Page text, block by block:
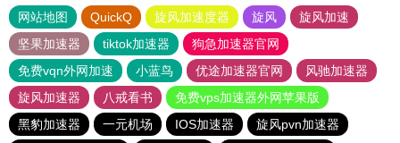
网站地图 QuickQ 旋风加速度器 旋风
旋风加速
坚果加速器
tiktok加速器
狗急加速器官网
免费vqn外网加速
小蓝鸟 优途加速器官网
风驰加速器
旋风加速器
八戒看书
免费vps加速器外网苹果版
黑豹加速器
一元机场 IOS加速器
旋风pvn加速器